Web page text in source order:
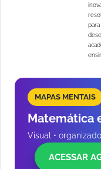
MAPAS MENTAIS
Matemática
Visual •
ACESSAR